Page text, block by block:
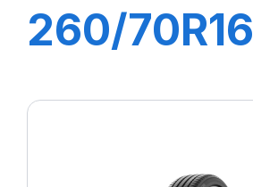
260/70R16